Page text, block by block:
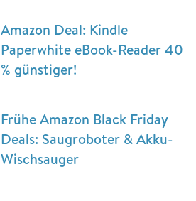
Amazon Deal: Kindle
Paperwhite eBook-Reader 40
% günstiger!
Frühe Amazon Black Friday
Deals: Saugroboter & Akku-
Wischsauger